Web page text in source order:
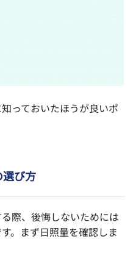
っておいたほうが良いポ
び方
際、後悔しないためには
。まず日照量を確認しま